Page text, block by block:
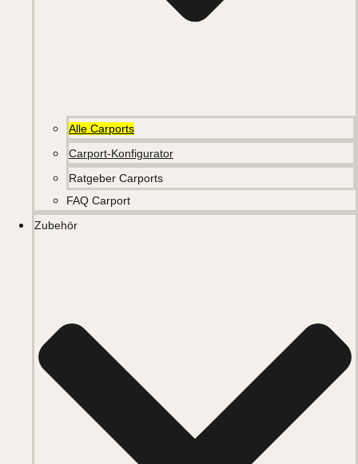
Alle Carports
Carport-Konfigurator
Ratgeber Carports
FAQ Carport
Zubehör